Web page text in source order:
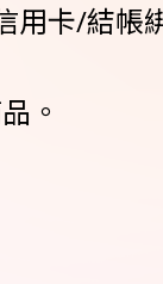
用卡/結帳
。